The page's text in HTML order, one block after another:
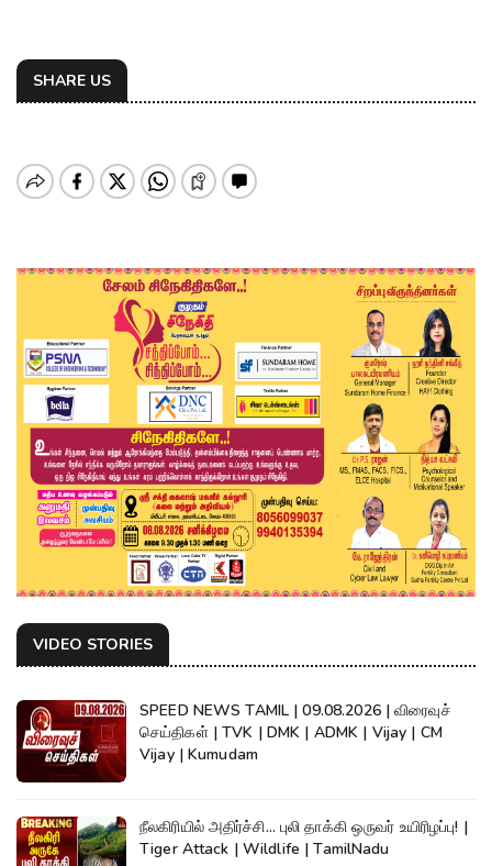
SHARE US
VIDEO STORIES
SPEED NEWS TAMIL | 09.08.2026 | விரைவுச்
செய்திகள் | TVK | DMK | ADMK | Vijay | CM
Vijay | Kumudam
நீலகிரியில் அதிர்ச்சி... புலி தாக்கி ஒருவர் உயிரிழப்பு! |
Tiger Attack | Wildlife | TamilNadu